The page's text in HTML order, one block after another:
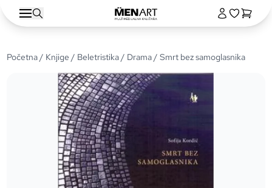
Početna/ Knjige / Beletristika/ Drama/ Smrt bez samoglasnika